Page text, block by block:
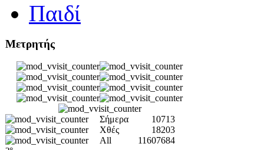
Παιδί
Μετρητής
Σήμερα
10713
Χθές
18203
All
11607684